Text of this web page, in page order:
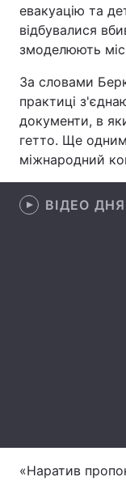
Техно і зв'язок
Зброя
Здоров'я
Цікавинки
Екологія
евакуацію та
відбувалися
змоделюють
За словами
практиці
документи, в
гетто. Ще
міжнародний
ВІДЕО ДНЯ
«Наратив